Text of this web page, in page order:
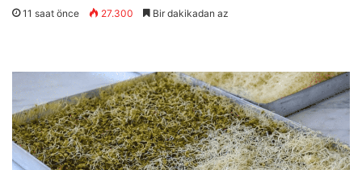
11 saat önce 27.300 Bir dakikadan az